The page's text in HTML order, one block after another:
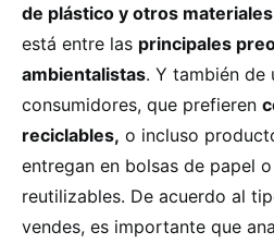
de plástico y otros
está entre las principales
ambientalistas. Y también de
consumidores, que prefieren
reciclables, o incluso
entregan en bolsas de papel
reutilizables. De acuerdo al
vendes, es importante que